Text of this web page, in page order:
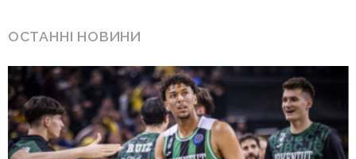
ОСТАННІ НОВИНИ